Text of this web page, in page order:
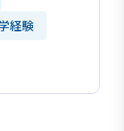
経験